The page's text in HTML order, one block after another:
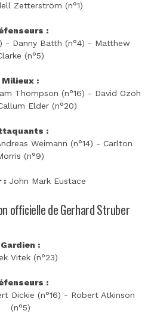
Zetterström (n°1)
:
- Danny Batth (n°4) - Matthew
(n°5)
Milieux :
Thompson (n°16) - David Ozoh
Elder (n°20)
:
Weimann (n°14) - Carlton
(n°9)
: John Mark Eustace
officielle de Gerhard Struber
Gardien :
Vitek (n°23)
:
Dickie (n°16) - Robert Atkinson
(n°5)